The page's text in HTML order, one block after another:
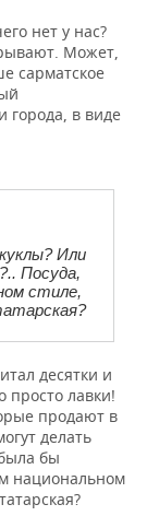
нет у нас?
Может,
сарматское
города, в виде
Или
Посуда,
стиле,
десятки и
просто лавки!
продают в
делать
бы
национальном